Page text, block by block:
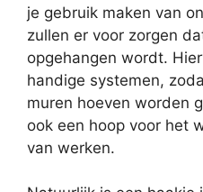
je gebruik maken van
zullen er voor zorgen
opgehangen wordt.
handige systemen,
muren hoeven worden
ook een hoop voor het
van werken.